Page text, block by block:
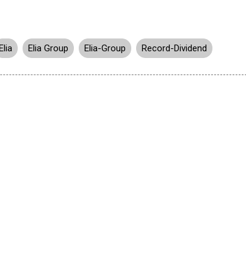
Elia Group Elia-Group Record-Dividend